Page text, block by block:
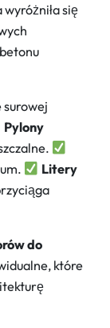
wyróżniła się
surowej
Pylony
Litery
do
które